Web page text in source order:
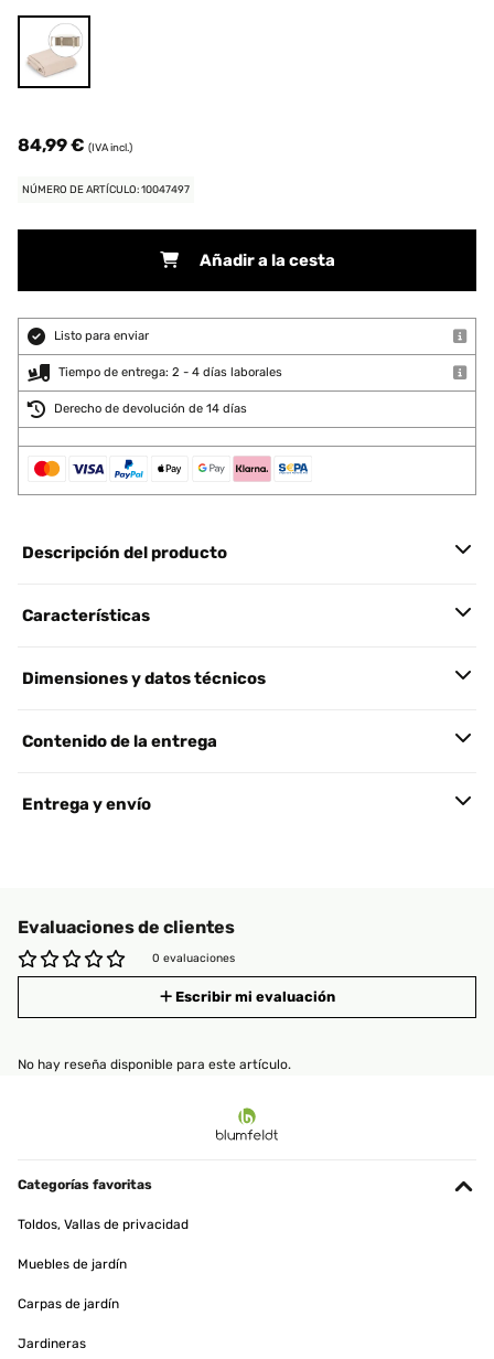
84,99 € (IVA incl.)
NÚMERO DE ARTÍCULO: 10047497
Añadir a la cesta
Listo para enviar
Tiempo de entrega: 2 - 4 días laborales
Derecho de devolución de 14 días
Descripción del producto
Características
Dimensiones y datos técnicos
Contenido de la entrega
Entrega y envío
Evaluaciones de clientes
0 evaluaciones
Escribir mi evaluación
No hay reseña disponible para este artículo.
Categorías favoritas
Toldos, Vallas de privacidad
Muebles de jardín
Carpas de jardín
Jardineras